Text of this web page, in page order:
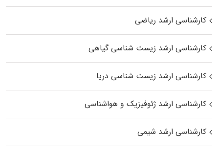
کارشناسی ارشد ریاضی
کارشناسی ارشد زیست‌ شناسی گیاهی
کارشناسی ارشد زیست‌ شناسی دریا
کارشناسی ارشد ژئوفیزیک و هواشناسی
کارشناسی ارشد شیمی